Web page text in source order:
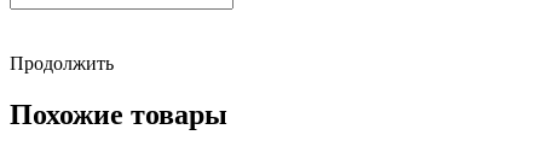
Продолжить
Похожие товары